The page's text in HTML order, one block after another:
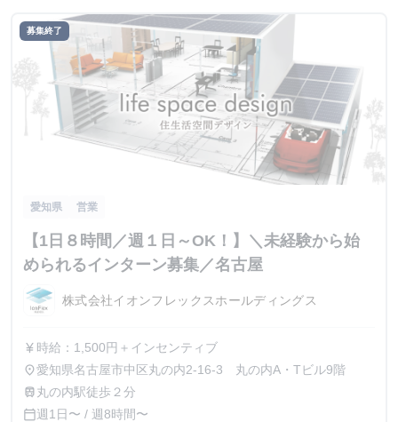
募集終了
愛知県 営業
【1日８時間／週１日～OK！】＼未経験から始
められるインターン募集／名古屋
株式会社イオンフレックスホールディングス
currency_yen 時給：1,500円＋インセンティブ
place愛知県名古屋市中区丸の内2-16-3 丸の内A・Tビル9階
train 丸の内駅徒歩２分
calendar_today週1日〜 / 週8時間〜